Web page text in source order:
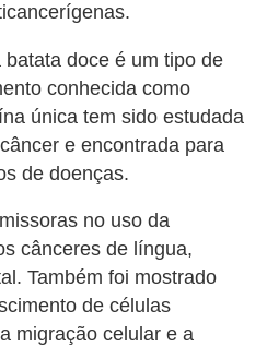
doce é um tipo de
conhecida como
única tem sido estudada
e encontrada para
de doenças.
no uso da
cânceres de língua,
Também foi mostrado
de células
migração celular e a